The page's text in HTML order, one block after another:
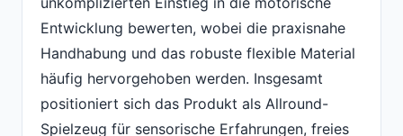
Entwicklung bewerten, wobei die praxisnahe
Handhabung und das robuste flexible Material
häufig hervorgehoben werden. Insgesamt
positioniert sich das Produkt als Allround-
Spielzeug für sensorische Erfahrungen, freies